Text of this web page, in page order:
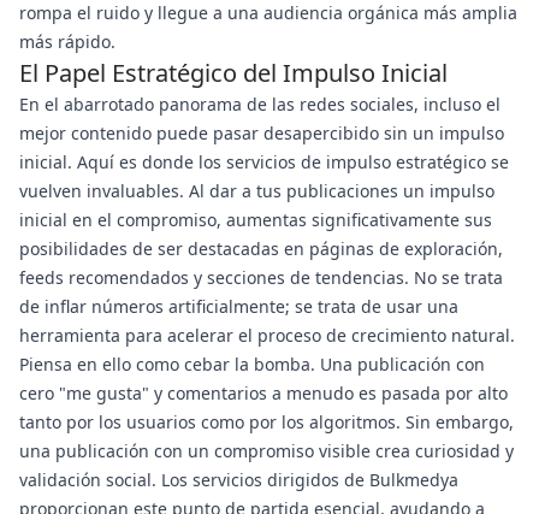
rompa el ruido y llegue a una audiencia orgánica más amplia
más rápido.
El Papel Estratégico del Impulso Inicial
En el abarrotado panorama de las redes sociales, incluso el
mejor contenido puede pasar desapercibido sin un impulso
inicial. Aquí es donde los servicios de impulso estratégico se
vuelven invaluables. Al dar a tus publicaciones un impulso
inicial en el compromiso, aumentas significativamente sus
posibilidades de ser destacadas en páginas de exploración,
feeds recomendados y secciones de tendencias. No se trata
de inflar números artificialmente; se trata de usar una
herramienta para acelerar el proceso de crecimiento natural.
Piensa en ello como cebar la bomba. Una publicación con
cero "me gusta" y comentarios a menudo es pasada por alto
tanto por los usuarios como por los algoritmos. Sin embargo,
una publicación con un compromiso visible crea curiosidad y
validación social. Los servicios dirigidos de Bulkmedya
proporcionan este punto de partida esencial, ayudando a